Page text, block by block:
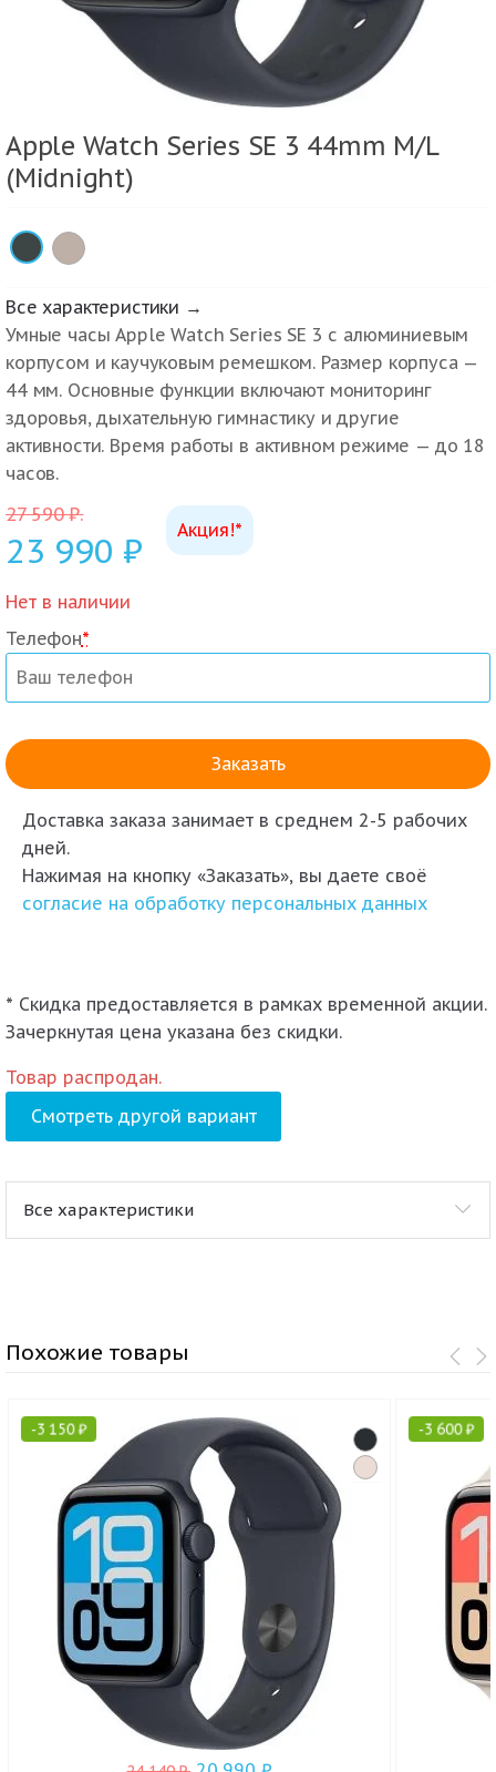
Apple Watch Series SE 3 44mm M/L
(Midnight)
×
Все характеристики →
Умные часы Apple Watch Series SE 3 с алюминиевым
корпусом и каучуковым ремешком. Размер корпуса —
44 мм. Основные функции включают мониторинг
здоровья, дыхательную гимнастику и другие
активности. Время работы в активном режиме — до 18
часов.
Акция!*
27 590₽.
23 990 ₽
Нет в наличии
Телефон*
Доставка заказа занимает в среднем 2-5 рабочих
дней.
Нажимая на кнопку «Заказать», вы даете своё
согласие на обработку персональных данных
* Скидка предоставляется в рамках временной акции.
Зачеркнутая цена указана без скидки.
Товар распродан.
Смотреть другой вариант
Все характеристики
Похожие товары
-3 150₽ -3 600₽